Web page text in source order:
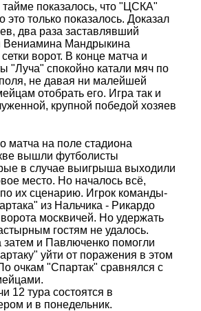
показалось, что "ЦСКА"
это только показалось. Доказал
два раза заставлявший
Вениамина Мандрыкина
ворот. В конце матча и
"Луча" спокойно катали мяч по
не давая ни малейшей
отобрать его. Игра так и
крупной победой хозяев
матча на поле стадиона
вышли футболисты
в случае выигрыша выходили
место. Но началось всё,
их сценарию. Игрок команды-
из Нальчика - Рикардо
москвичей. Но удержать
гостям не удалось.
затем и Павлюченко помогли
уйти от поражения в этом
очкам "Спартак" сравнялся с
12 тура состоятся в
и в понедельник.